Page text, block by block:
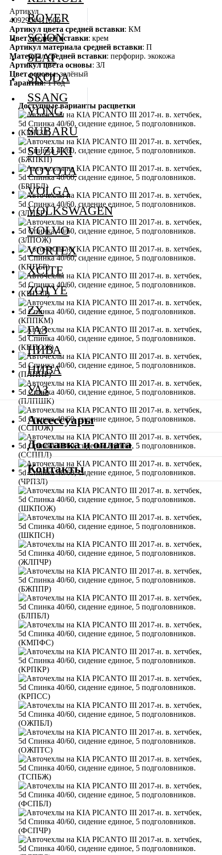
Артикул
409295#411506
Артикул цвета средней вставки: КМ
Цвет средней вставки: крем
Артикул материала средней вставки: П
Материал средней вставки: перфорир. экокожа
Артикул цвета основы: ЗЛ
Цвет основы: зелёный
Гарантия: 1 год
Доступные варианты расцветки
ROVER
SCION
SEAT
SKODA
SSANG
YONG
SUBARU
SUZUKI
TOYOTA
VOLGA
VOLKSWAGEN
VOLVO
VORTEX
XCITE
ZOTYE
ZX
ГАЗ
НИВА
НИВА
УАЗ
Аксессуары
Доставка и оплата
Контакты